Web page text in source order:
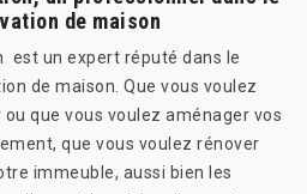
de maison
est un expert réputé dans le
de maison. Que vous voulez
que vous voulez aménager vos
que vous voulez rénover
immeuble, aussi bien les